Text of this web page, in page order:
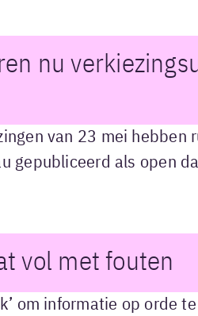
nu
van 23 mei hebben
gepubliceerd als open
vol met fouten
om informatie op orde